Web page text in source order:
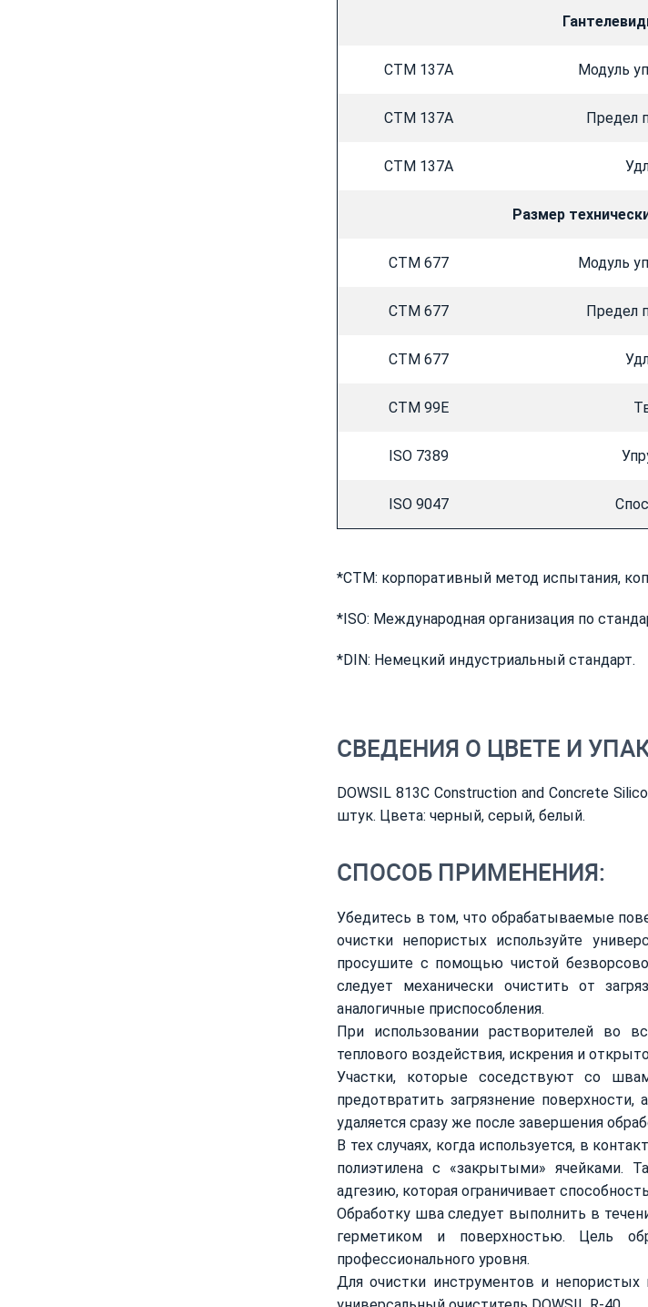
CTM 137A Модуль
CTM 137A Предел
CTM 137A
Размер
CTM 677 Модуль
CTM 677 Предел
CTM 677
CTM 99E
ISO 7389
ISO 9047
*CTM: корпоративный метод испытания,
*ISO: Международная организация по
*DIN: Немецкий индустриальный стандарт.
СВЕДЕНИЯ О ЦВЕТЕ И
DOWSIL 813C Construction and Concrete
штук. Цвета: черный, серый, белый.
СПОСОБ ПРИМЕНЕНИЯ:
Убедитесь в том, что обрабатываемые
очистки непористых используйте
просушите с помощью чистой
следует механически очистить от
аналогичные приспособления.
При использовании растворителей во
теплового воздействия, искрения и
Участки, которые соседствуют со
предотвратить загрязнение
удаляется сразу же после завершения
В тех случаях, когда используется, в
полиэтилена с «закрытыми» ячейками.
адгезию, которая ограничивает
Обработку шва следует выполнить в
герметиком и поверхностью. Цель
профессионального уровня.
Для очистки инструментов и